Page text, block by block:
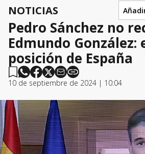
NOTICIAS
Pedro Sánchez no
Edmundo González:
posición de España
10 de septiembre de 2024 | 10:04